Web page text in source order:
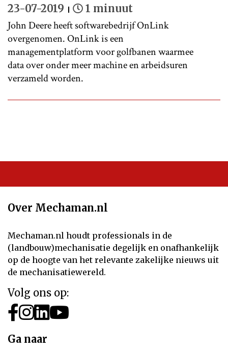
23-07-2019 1 minuut
John Deere heeft softwarebedrijf OnLink
overgenomen. OnLink is een
managementplatform voor golfbanen waarmee
data over onder meer machine en arbeidsuren
verzameld worden.
Over Mechaman.nl
Mechaman.nl houdt professionals in de
(landbouw)mechanisatie degelijk en onafhankelijk
op de hoogte van het relevante zakelijke nieuws uit
de mechanisatiewereld.
Volg ons op:
Ga naar